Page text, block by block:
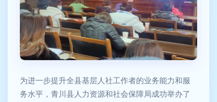
为进一步提升全县基层人社工作者的业务能力和服
务水平，青川县人力资源和社会保障局成功举办了